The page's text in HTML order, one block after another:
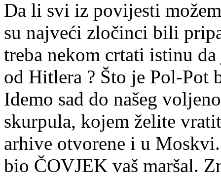
Da li svi iz povijesti
su najveći zločinci bili
treba nekom crtati istinu
od Hitlera ? Što je Pol-Pot
Idemo sad do našeg
skurpula, kojem želite
arhive otvorene i u
bio ČOVJEK vaš maršal.